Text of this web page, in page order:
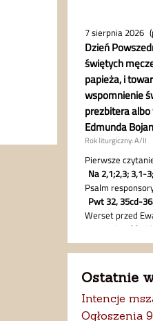
Ostatnie
Intencje
Ogłoszenia